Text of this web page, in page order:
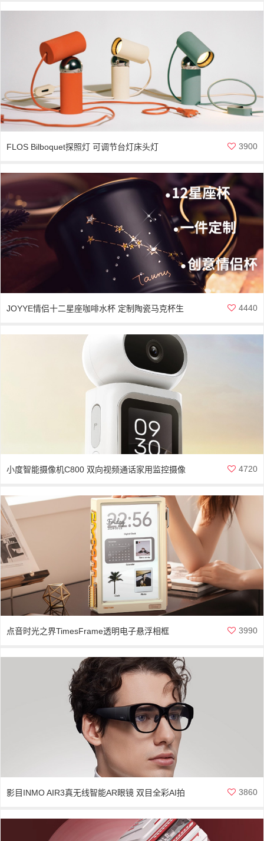
FLOS Bilboquet探照灯 可调节台灯床头灯 3900
JOYYE情侣十二星座咖啡水杯 定制陶瓷马克杯生 4440
小度智能摄像机C800 双向视频通话家用监控摄像 4720
点音时光之界TimesFrame透明电子悬浮相框 3990
影目INMO AIR3真无线智能AR眼镜 双目全彩AI拍 3860